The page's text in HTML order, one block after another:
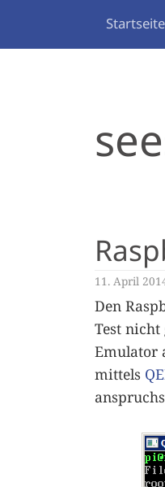
Startseite
11. April
Den
Test
Emulator
mittels